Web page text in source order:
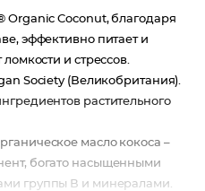
Organic Coconut, благодаря
эффективно питает и
и стрессов.
Society (Великобритания).
растительного
масло кокоса –
богато насыщенными
группы В и минералами.